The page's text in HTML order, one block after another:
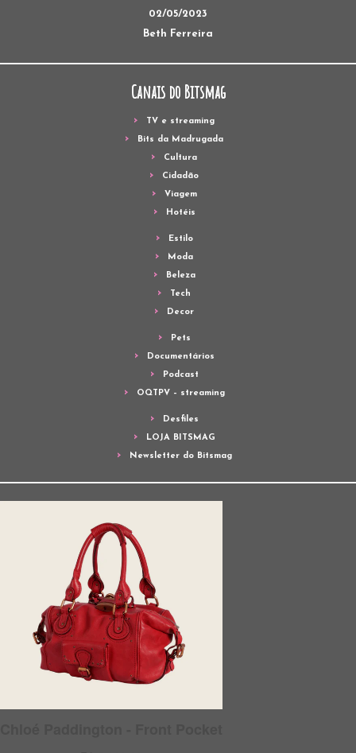
02/05/2023
Beth Ferreira
Canais do Bitsmag
TV e streaming
Bits da Madrugada
Cultura
Cidadão
Viagem
Hotéis
Estilo
Moda
Beleza
Tech
Decor
Pets
Documentários
Podcast
OQTPV – streaming
Desfiles
LOJA BITSMAG
Newsletter do Bitsmag